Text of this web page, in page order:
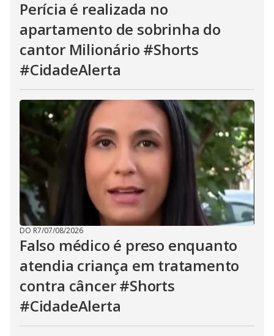
Perícia é realizada no
apartamento de sobrinha do
cantor Milionário #Shorts
#CidadeAlerta
DO R7/07/08/2026
Falso médico é preso enquanto
atendia criança em tratamento
contra câncer #Shorts
#CidadeAlerta